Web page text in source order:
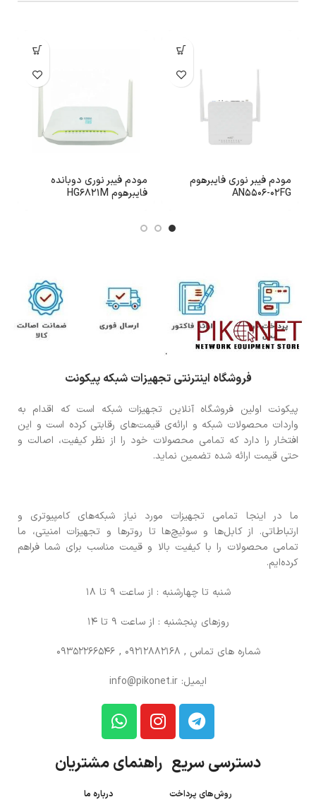
مودم فیبر نوری فایبرهوم
AN5506-02FG
مودم فیبر نوری دوبانده
فایبرهوم HG6821M
فروشگاه اینترنتی تجهیزات شبکه پیکونت
پیکونت اولین فروشگاه آنلاین تجهیزات شبکه است که اقدام به
واردات محصولات شبکه و ارائه‌ی قیمت‌های رقابتی کرده است و این
افتخار را دارد که تمامی محصولات خود را از نظر کیفیت، اصالت و
حتی قیمت ارائه شده تضمین نماید.
ما در اینجا تمامی تجهیزات مورد نیاز شبکه‌های کامپیوتری و
ارتباطاتی. از کابل‌ها و سوئیچ‌ها تا روترها و تجهیزات امنیتی، ما
تمامی محصولات را با کیفیت بالا و قیمت مناسب برای شما فراهم
کرده‌ایم.
شنبه تا چهارشنبه : از ساعت 9 تا 18
روزهای پنجشنبه : از ساعت 9 تا 14
شماره های تماس , 09212882168 , 09352266546
ایمیل: info@pikonet.ir
دسترسی سریع راهنمای مشتریان
روش‌های پرداخت درباره ما